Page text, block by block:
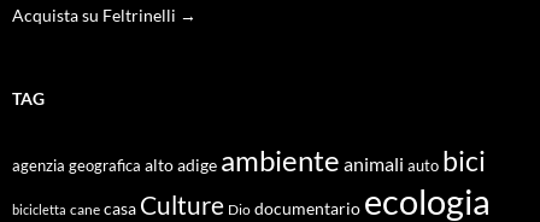
Acquista su Feltrinelli →
TAG
agenzia geografica alto adige ambiente animali auto bici
bicicletta cane casa Culture Dio documentario ecologia